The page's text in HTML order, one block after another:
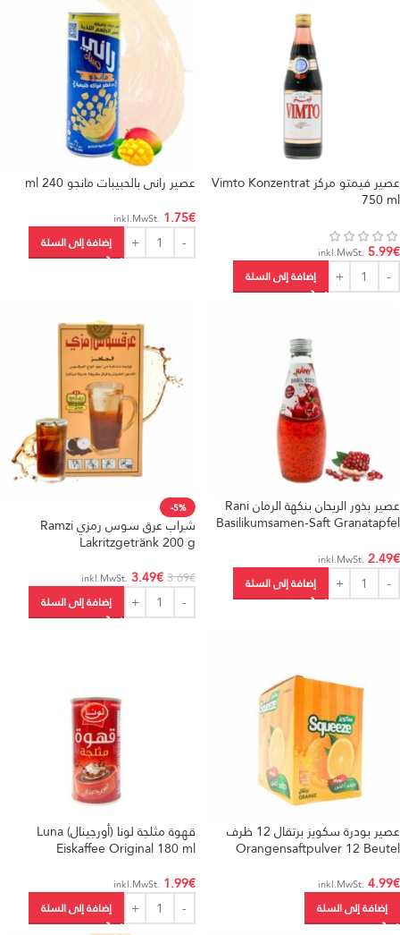
عصير فيمتو مركز Vimto Konzentrat
750 ml
5.99€
.inkl.MwSt
إضافة إلى السلة
عصير راني بالحبيبات مانجو 240 ml
1.75€
.inkl.MwSt
إضافة إلى السلة
عصير بذور الريحان بنكهة الرمان Rani
Basilikumsamen-Saft Granatapfel
2.49€
.inkl.MwSt
إضافة إلى السلة
-5%
شراب عرق سوس رمزي Ramzi
Lakritzgetränk 200 g
3.69€
3.49€
.inkl.MwSt
إضافة إلى السلة
عصير بودرة سكويز برتقال 12 ظرف
Orangensaftpulver 12 Beutel
4.99€
.inkl.MwSt
إضافة إلى السلة
قهوة مثلجة لونا (أورجينال) Luna
Eiskaffee Original 180 ml
1.99€
.inkl.MwSt
إضافة إلى السلة